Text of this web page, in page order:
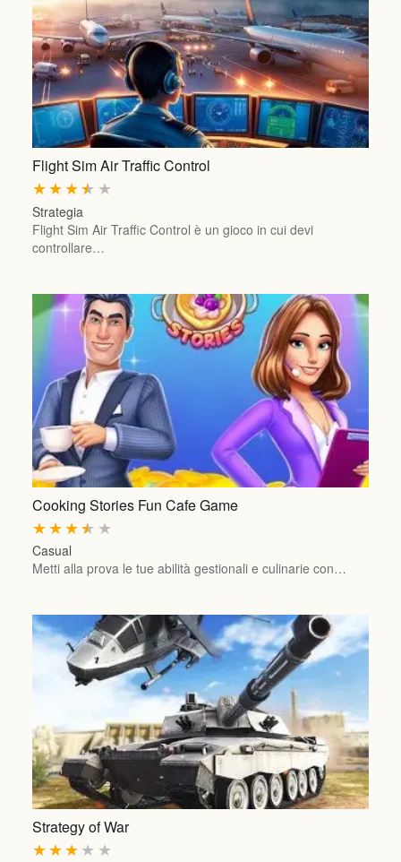
Flight Sim Air Traffic Control
★
★
★
★
★
Strategia
Flight Sim Air Traffic Control è un gioco in cui devi
controllare…
Cooking Stories Fun Cafe Game
★
★
★
★
★
Casual
Metti alla prova le tue abilità gestionali e culinarie con…
Strategy of War
★
★
★
★
★